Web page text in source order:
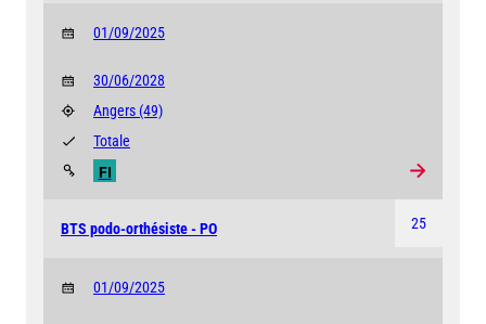
01/09/2025
30/06/2028
Angers (49)
FI
Totale
25
BTS podo-orthésiste - PO
01/09/2025